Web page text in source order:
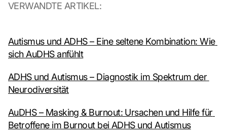
VERWANDTE ARTIKEL:
Autismus und ADHS – Eine seltene Kombination: Wie
sich AuDHS anfühlt
ADHS und Autismus – Diagnostik im Spektrum der
Neurodiversität
AuDHS – Masking & Burnout: Ursachen und Hilfe für
Betroffene im Burnout bei ADHS und Autismus
g
e
t
.
G
o
g